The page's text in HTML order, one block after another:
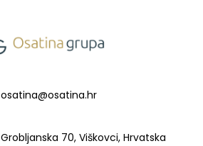
osatina@osatina.hr
Grobljanska 70, Viškovci, Hrvatska